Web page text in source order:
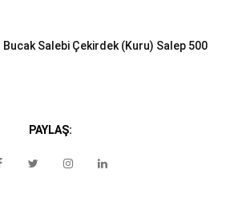
Bucak Salebi Çekirdek (Kuru) Salep 500
PAYLAŞ: